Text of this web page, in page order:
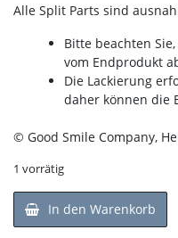
Alle Split Parts sind
Bitte beachten
vom Endprodukt
Die Lackierung
daher können die
© Good Smile Company,
1 vorrätig
In den Warenkorb